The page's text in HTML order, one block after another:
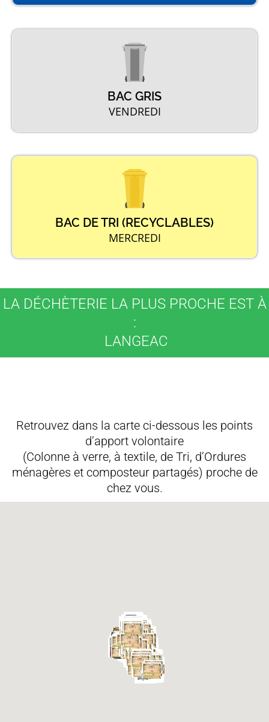
BAC GRIS
VENDREDI
BAC DE TRI (RECYCLABLES)
MERCREDI
LA DÉCHÈTERIE LA PLUS PROCHE EST À
:
LANGEAC
Retrouvez dans la carte ci-dessous les points
d’apport volontaire
(Colonne à verre, à textile, de Tri, d’Ordures
ménagères et composteur partagés) proche de
chez vous.